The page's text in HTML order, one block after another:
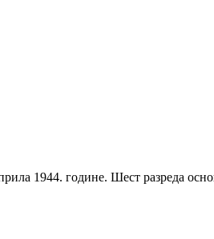
1944. године. Шест разреда